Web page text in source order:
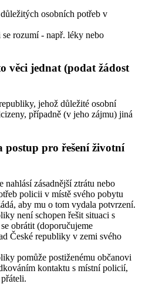
osobních potřeb v
rozumí - např. léky nebo
věci jednat (podat žádost
jehož důležité osobní
případně (v jeho zájmu) jiná
postup pro řešení životní
zásadnější ztrátu nebo
policii v místě svého pobytu
aby mu o tom vydala potvrzení.
není schopen řešit situaci s
obrátit (doporučujeme
České republiky v zemi svého
pomůže postiženému občanovi
kontaktu s místní policií,